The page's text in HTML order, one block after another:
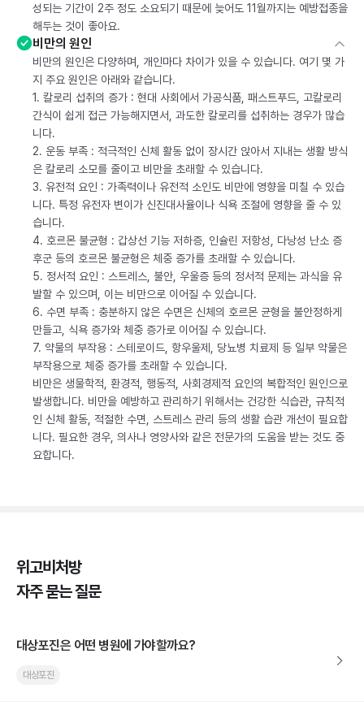
성되는 기간이 2주 정도 소요되기 때문에 늦어도 11월까지는 예방접종을
해두는 것이 좋아요.
비만의 원인
비만의 원인은 다양하며, 개인마다 차이가 있을 수 있습니다. 여기 몇 가
지 주요 원인은 아래와 같습니다.
1. 칼로리 섭취의 증가 : 현대 사회에서 가공식품, 패스트푸드, 고칼로리
간식이 쉽게 접근 가능해지면서, 과도한 칼로리를 섭취하는 경우가 많습
니다.
2. 운동 부족 : 적극적인 신체 활동 없이 장시간 앉아서 지내는 생활 방식
은 칼로리 소모를 줄이고 비만을 초래할 수 있습니다.
3. 유전적 요인 : 가족력이나 유전적 소인도 비만에 영향을 미칠 수 있습
니다. 특정 유전자 변이가 신진대사율이나 식욕 조절에 영향을 줄 수 있
습니다.
4. 호르몬 불균형 : 갑상선 기능 저하증, 인슐린 저항성, 다낭성 난소 증
후군 등의 호르몬 불균형은 체중 증가를 초래할 수 있습니다.
5. 정서적 요인 : 스트레스, 불안, 우울증 등의 정서적 문제는 과식을 유
발할 수 있으며, 이는 비만으로 이어질 수 있습니다.
6. 수면 부족 : 충분하지 않은 수면은 신체의 호르몬 균형을 불안정하게
만들고, 식욕 증가와 체중 증가로 이어질 수 있습니다.
7. 약물의 부작용 : 스테로이드, 항우울제, 당뇨병 치료제 등 일부 약물은
부작용으로 체중 증가를 초래할 수 있습니다.
비만은 생물학적, 환경적, 행동적, 사회경제적 요인의 복합적인 원인으로
발생합니다. 비만을 예방하고 관리하기 위해서는 건강한 식습관, 규칙적
인 신체 활동, 적절한 수면, 스트레스 관리 등의 생활 습관 개선이 필요합
니다. 필요한 경우, 의사나 영양사와 같은 전문가의 도움을 받는 것도 중
요합니다.
위고비처방
자주 묻는 질문
대상포진은 어떤 병원에 가야할까요?
대상포진